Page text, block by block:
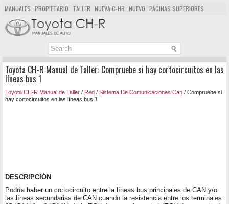
MANUALES PROPIETARIO TALLER NUEVA C-HR NUEVO PÁGINAS SUPERIORES
MAPA DEL SITIO
BUSCAR
Toyota CH-R Manual de Taller: Compruebe si hay cortocircuitos en las
líneas bus 1
Toyota CH-R Manual de Taller / Red / Sistema De Comunicaciones Can / Compruebe si
hay cortocircuitos en las líneas bus 1
DESCRIPCIÓN
Podría haber un cortocircuito entre la líneas bus principales de CAN y/o
las líneas secundarias de CAN cuando la resistencia entre los terminales